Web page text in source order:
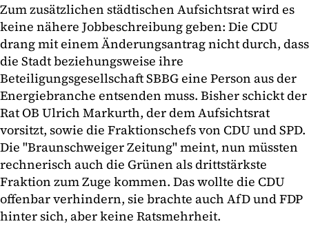
Zum zusätzlichen städtischen Aufsichtsrat wird es
keine nähere Jobbeschreibung geben: Die CDU
drang mit einem Änderungsantrag nicht durch, dass
die Stadt beziehungsweise ihre
Beteiligungsgesellschaft SBBG eine Person aus der
Energiebranche entsenden muss. Bisher schickt der
Rat OB Ulrich Markurth, der dem Aufsichtsrat
vorsitzt, sowie die Fraktionschefs von CDU und SPD.
Die "Braunschweiger Zeitung" meint, nun müssten
rechnerisch auch die Grünen als drittstärkste
Fraktion zum Zuge kommen. Das wollte die CDU
offenbar verhindern, sie brachte auch AfD und FDP
hinter sich, aber keine Ratsmehrheit.